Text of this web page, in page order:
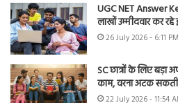
UGC NET Answer
लाखों उम्मीदवार कर रहे
26 July 2026 - 6:11 PM
SC छात्रों के लिए
काम, वरना अटक
22 July 2026 - 11:54